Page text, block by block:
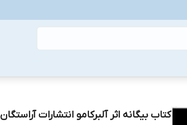
کتاب بیگانه اثر آلبرکامو انتشارات آراستگان